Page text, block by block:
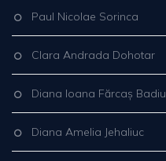
Paul Nicolae Sorinca
Clara Andrada Dohotar
Diana Ioana Fărcaș Badiu
Diana Amelia Jehaliuc